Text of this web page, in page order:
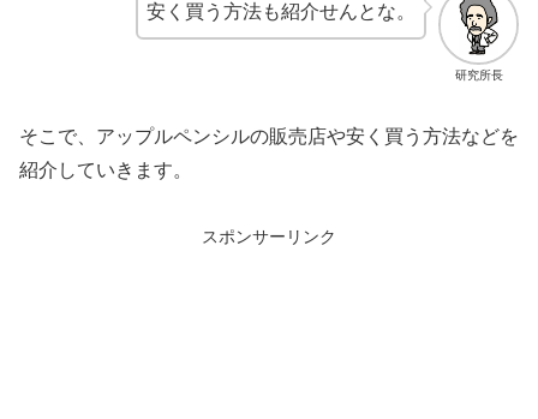
研究所長
安く買う方法も紹介せんとな。
そこで、アップルペンシルの販売店や安く買う方法などを
紹介していきます。
スポンサーリンク